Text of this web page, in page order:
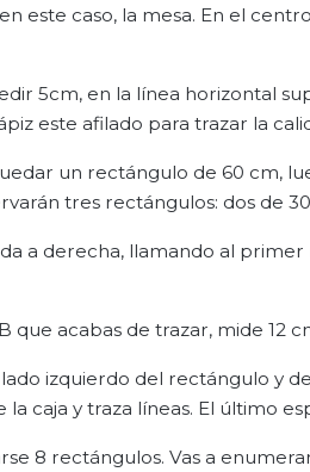
este caso, la mesa. En el
5cm, en la línea horizontal
este afilado para trazar la
un rectángulo de 60 cm,
tres rectángulos: dos de
a derecha, llamando al
acabas de trazar, mide 12
izquierdo del rectángulo y
la caja y traza líneas. El último
8 rectángulos. Vas a